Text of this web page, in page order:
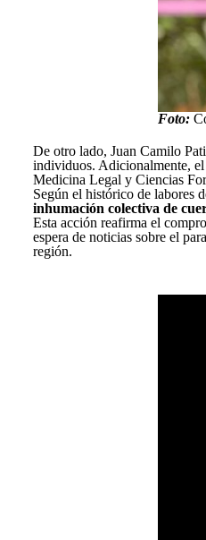
Foto:
De otro lado, Juan Camilo
individuos. Adicionalmente, el
Medicina Legal y Ciencias
Según el histórico de labores
inhumación colectiva de
Esta acción reafirma el
espera de noticias sobre el
región.